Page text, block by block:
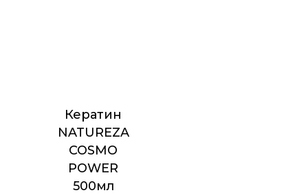
Кератин
NATUREZA
COSMO
POWER
500мл